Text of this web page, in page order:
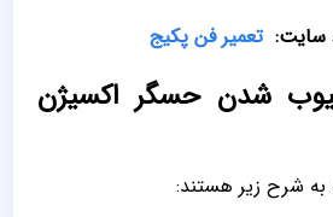
سایت:تعمیر فن پکیج
شدن حسگر اکسیژن
به شرح زیر هستند: